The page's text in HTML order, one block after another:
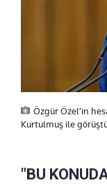
Özgür Özel’in
Kurtulmuş ile
"BU